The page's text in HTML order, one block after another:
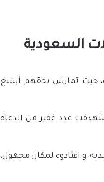
حيث تمارس بحقهم أبشع
سعود بن غصن ضمن حملة سبتمبر 2017م، التي استهدفت عدد غفير من الدعاة
و اقتادوه لمكان مجهول،